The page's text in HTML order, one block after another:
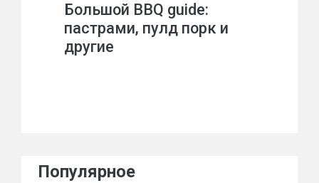
Большой BBQ guide:
пастрами, пулд порк и
другие
Популярное